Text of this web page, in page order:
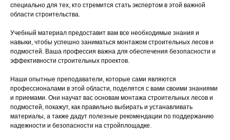
специально для тех, кто стремится стать экспертом в этой важной
области строительства.
Учебный материал предоставит вам все необходимые знания и
навыки, чтобы успешно заниматься монтажом строительных лесов и
подмостей. Ваша профессия важна для обеспечения безопасности и
эффективности строительных проектов.
Наши опытные преподаватели, которые сами являются
профессионалами в этой области, поделятся с вами своими знаниями
и приемами. Они научат вас основам монтажа строительных лесов и
подмостей, покажут, как правильно выбирать и устанавливать
материалы, а также дадут полезные рекомендации по поддержанию
надежности и безопасности на стройплощадке.